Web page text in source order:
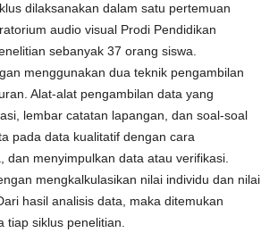
dilaksanakan dalam satu pertemuan
audio visual Prodi Pendidikan
sebanyak 37 orang siswa.
menggunakan dua teknik pengambilan
Alat-alat pengambilan data yang
lembar catatan lapangan, dan soal-soal
pada data kualitatif dengan cara
dan menyimpulkan data atau verifikasi.
mengkalkulasikan nilai individu dan nilai
hasil analisis data, maka ditemukan
tiap siklus penelitian.